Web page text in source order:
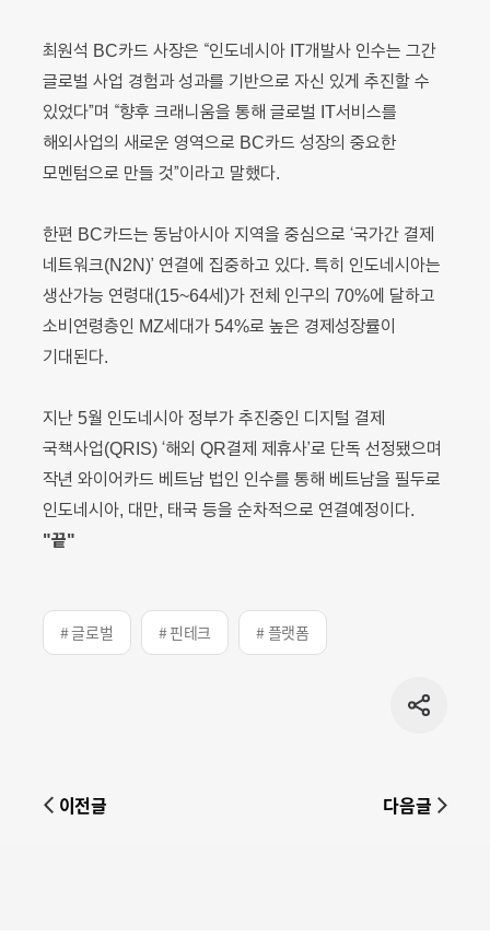
최원석 BC카드 사장은 “인도네시아 IT개발사 인수는 그간
글로벌 사업 경험과 성과를 기반으로 자신 있게 추진할 수
있었다”며 “향후 크래니움을 통해 글로벌 IT서비스를
해외사업의 새로운 영역으로 BC카드 성장의 중요한
모멘텀으로 만들 것”이라고 말했다.
한편 BC카드는 동남아시아 지역을 중심으로 ‘국가간 결제
네트워크(N2N)’ 연결에 집중하고 있다. 특히 인도네시아는
생산가능 연령대(15~64세)가 전체 인구의 70%에 달하고
소비연령층인 MZ세대가 54%로 높은 경제성장률이
기대된다.
지난 5월 인도네시아 정부가 추진중인 디지털 결제
국책사업(QRIS) ‘해외 QR결제 제휴사’로 단독 선정됐으며
작년 와이어카드 베트남 법인 인수를 통해 베트남을 필두로
인도네시아, 대만, 태국 등을 순차적으로 연결예정이다.
"끝"
# 글로벌 # 핀테크 # 플랫폼
공유
이전글 다음글